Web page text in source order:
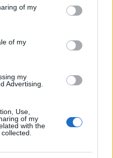
behaviour. You may click to
and its third-party tags to
purposes in below Google
of my
of my
my
Advertising.
Use,
of my
with the
ΜΔΥ,ΜΤ
: Εγχειρίδιο online
Συμμετοχής